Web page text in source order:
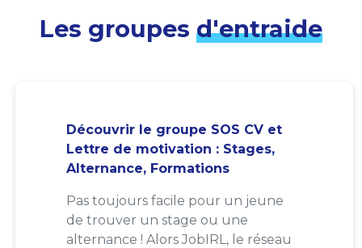
Les groupes d'entraide
Découvrir le groupe SOS CV et
Lettre de motivation : Stages,
Alternance, Formations
Pas toujours facile pour un jeune
de trouver un stage ou une
alternance ! Alors JobIRL, le réseau